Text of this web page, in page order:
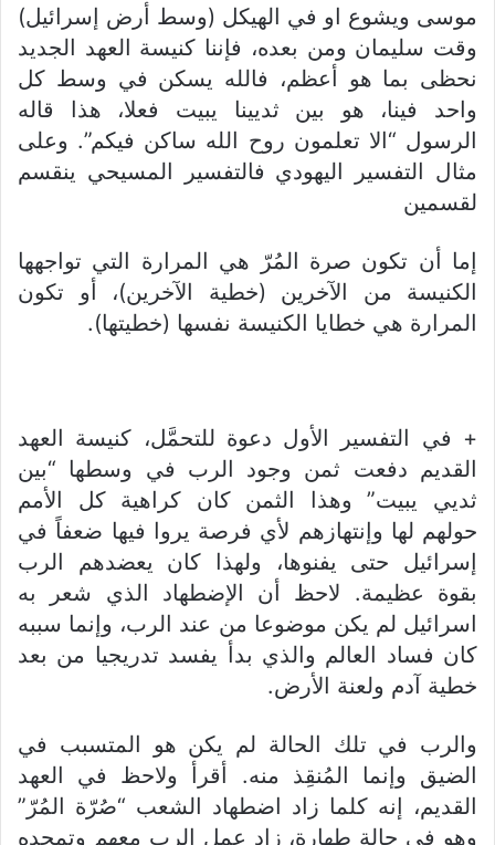
موسى ويشوع او في الهيكل (وسط أرض إسرائيل)
وقت سليمان ومن بعده، فإننا كنيسة العهد الجديد
نحظى بما هو أعظم، فالله يسكن في وسط كل
واحد فينا، هو بين ثديينا يبيت فعلا، هذا قاله
الرسول “الا تعلمون روح الله ساكن فيكم”. وعلى
مثال التفسير اليهودي فالتفسير المسيحي ينقسم
لقسمين
إما أن تكون صرة المُرّ هي المرارة التي تواجهها
الكنيسة من الآخرين (خطية الآخرين)، أو تكون
المرارة هي خطايا الكنيسة نفسها (خطيتها).
+ في التفسير الأول دعوة للتحمَّل، كنيسة العهد
القديم دفعت ثمن وجود الرب في وسطها “بين
ثديي يبيت” وهذا الثمن كان كراهية كل الأمم
حولهم لها وإنتهازهم لأي فرصة يروا فيها ضعفاً في
إسرائيل حتى يفنوها، ولهذا كان يعضدهم الرب
بقوة عظيمة. لاحظ أن الإضطهاد الذي شعر به
اسرائيل لم يكن موضوعا من عند الرب، وإنما سببه
كان فساد العالم والذي بدأ يفسد تدريجيا من بعد
خطية آدم ولعنة الأرض.
والرب في تلك الحالة لم يكن هو المتسبب في
الضيق وإنما المُنقِذ منه. أقرأ ولاحظ في العهد
القديم، إنه كلما زاد اضطهاد الشعب “صُرّة المُرّ”
وهو في حالة طهارة، زاد عمل الرب معهم وتمجده